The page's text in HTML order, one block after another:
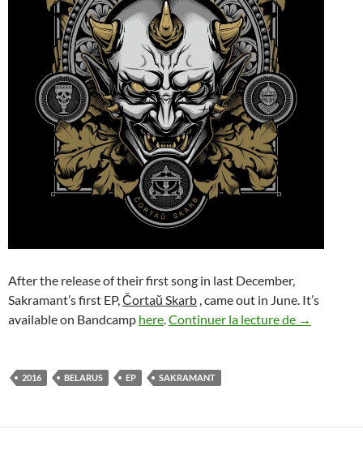
After the release of their first song in last December,
Sakramant’s first EP,Čortaŭ Skarb , came out in June. It’s
available on Bandcamp here.Continuer la lecture de Sakramant
→
2016 BELARUS EP SAKRAMANT